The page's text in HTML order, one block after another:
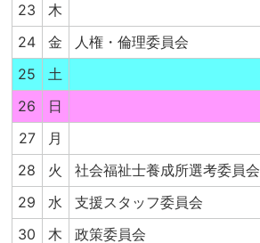
23
木
24
金
人権・倫理委員会
25
土
26
日
27
月
28
火
社会福祉士養成所選考委員会
29
水
支援スタッフ委員会
30
木
政策委員会